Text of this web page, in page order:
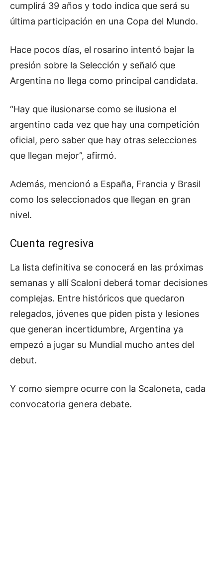
cumplirá 39 años y todo indica que será su
última participación en una Copa del Mundo.
Hace pocos días, el rosarino intentó bajar la
presión sobre la Selección y señaló que
Argentina no llega como principal candidata.
“Hay que ilusionarse como se ilusiona el
argentino cada vez que hay una competición
oficial, pero saber que hay otras selecciones
que llegan mejor”, afirmó.
Además, mencionó a España, Francia y Brasil
como los seleccionados que llegan en gran
nivel.
Cuenta regresiva
La lista definitiva se conocerá en las próximas
semanas y allí Scaloni deberá tomar decisiones
complejas. Entre históricos que quedaron
relegados, jóvenes que piden pista y lesiones
que generan incertidumbre, Argentina ya
empezó a jugar su Mundial mucho antes del
debut.
Y como siempre ocurre con la Scaloneta, cada
convocatoria genera debate.